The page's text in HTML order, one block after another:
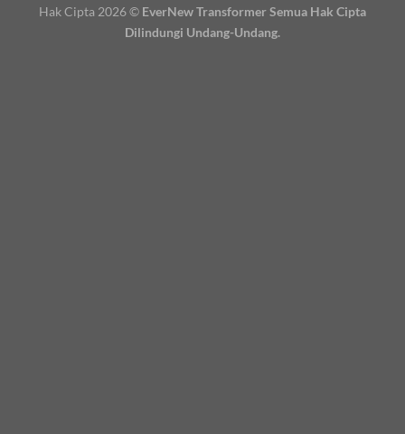
Hak Cipta 2026 © EverNew Transformer Semua Hak Cipta
Dilindungi Undang-Undang.